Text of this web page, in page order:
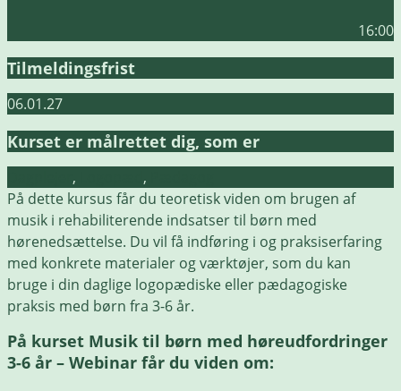
16:00
Tilmeldingsfrist
06.01.27
Kurset er målrettet dig, som er
, ,
På dette kursus får du teoretisk viden om brugen af
musik i rehabiliterende indsatser til børn med
hørenedsættelse. Du vil få indføring i og praksiserfaring
med konkrete materialer og værktøjer, som du kan
bruge i din daglige logopædiske eller pædagogiske
praksis med børn fra 3-6 år.
På kurset Musik til børn med høreudfordringer
3-6 år – Webinar får du viden om: